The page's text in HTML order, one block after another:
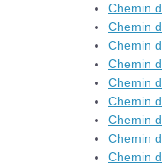
Chemin
Chemin
Chemin
Chemin
Chemin
Chemin
Chemin
Chemin
Chemin